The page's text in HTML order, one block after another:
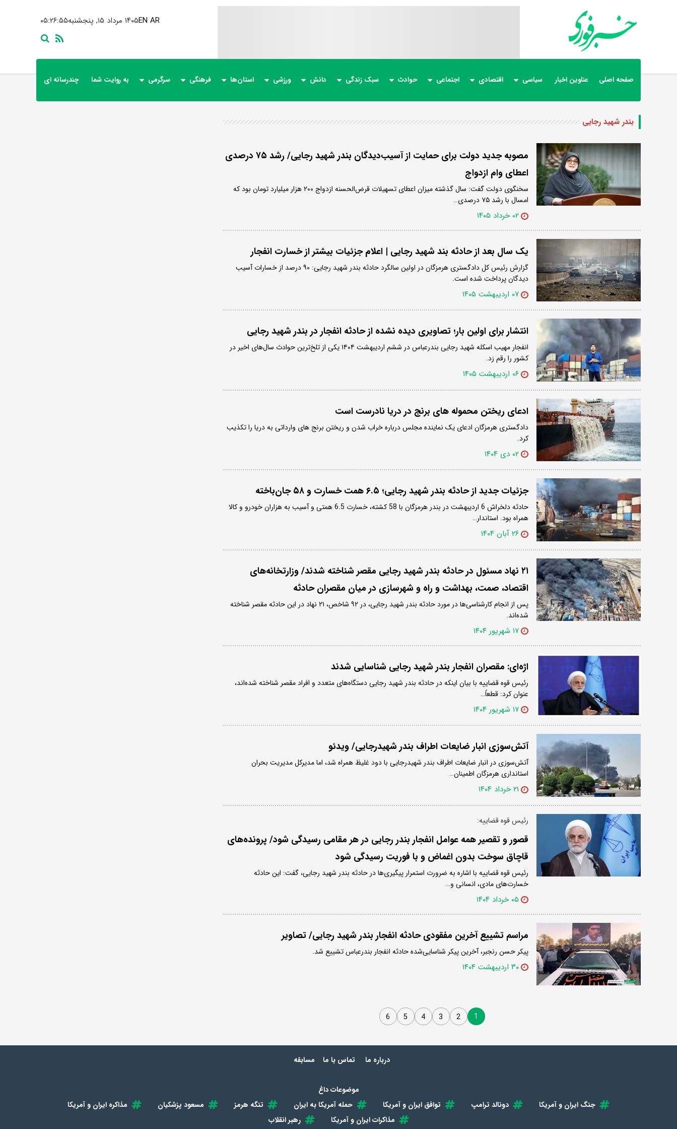
۰۵:۲۶:۵۶ ۱۴۰۵ مرداد ۱۵, پنجشنبهEN AR
صفحه اصلی عناوین اخبار سیاسی اقتصادی اجتماعی حوادث سبک زندگی دانش ورزشی استان‌ها فرهنگی سرگرمی به روایت شما چندرسانه ای
بندر شهید رجایی
مصوبه جدید دولت برای حمایت از آسیب‌دیدگان بندر شهید رجایی/ رشد ۷۵ درصدی
اعطای وام ازدواج
سخنگوی دولت گفت: سال گذشته میزان اعطای تسهیلات قرض‌الحسنه ازدواج ۲۰۰ هزار میلیارد تومان بود که
امسال با رشد ۷۵ درصدی…
۰۲ خرداد ۱۴۰۵
یک سال بعد از حادثه بند شهید رجایی | اعلام جزئیات بیشتر از خسارت انفجار
گزارش رئیس کل دادگستری هرمزگان در اولین سالگرد حادثه بندر شهید رجایی: ۹۰ درصد از خسارات آسیب
دیدگان پرداخت شده است.
۰۷ اردیبهشت ۱۴۰۵
انتشار برای اولین بار؛ تصاویری دیده نشده از حادثه انفجار در بندر شهید رجایی
انفجار مهیب اسکله شهید رجایی بندرعباس در ششم اردیبهشت ۱۴۰۴ یکی از تلخ‌ترین حوادث سال‌های اخیر در
کشور را رقم زد.
۰۶ اردیبهشت ۱۴۰۵
ادعای ریختن محموله های برنج در دریا نادرست است
دادگستری هرمزگان ادعای یک نماینده مجلس درباره خراب شدن و ریختن برنج های وارداتی به دریا را تکذیب
کرد.
۰۲ دی ۱۴۰۴
جزئیات جدید از حادثه بندر شهید رجایی؛ ۶.۵ همت خسارت و ۵۸ جان‌باخته
حادثه دلخراش 6 اردیبهشت در بندر هرمزگان با 58 کشته، خسارت 6.5 همتی و آسیب به هزاران خودرو و کالا
همراه بود. استاندار…
۲۶ آبان ۱۴۰۴
۲۱ نهاد مسئول در حادثه بندر شهید رجایی مقصر شناخته شدند/ وزارتخانه‌های
اقتصاد، صمت، بهداشت و راه و شهرسازی در میان مقصران حادثه
پس از انجام کارشناسی‌ها در مورد حادثه بندر شهید رجایی، در ۹۲ شاخص، ۲۱ نهاد در این حادثه مقصر شناخته
شده‌اند.
۱۷ شهریور ۱۴۰۴
اژه‌ای: مقصران انفجار بندر شهید رجایی شناسایی شدند
رئیس قوه قضاییه با بیان اینکه در حادثه بندر شهید رجایی دستگاه‌های متعدد و افراد مقصر شناخته شده‌اند،
عنوان کرد: قطعاً…
۱۷ شهریور ۱۴۰۴
آتش‌سوزی انبار ضایعات اطراف بندر شهیدرجایی/ ویدئو
آتش‌سوزی در انبار ضایعات اطراف بندر شهیدرجایی با دود غلیظ همراه شد، اما مدیرکل مدیریت بحران
استانداری هرمزگان اطمینان…
۲۱ خرداد ۱۴۰۴
رئیس قوه قضاییه:
قصور و تقصیر همه عوامل انفجار بندر رجایی در هر مقامی رسیدگی شود/ ​پرونده‌های
قاچاق سوخت بدون اغماض و با فوریت رسیدگی شود
رئیس قوه قضاییه با اشاره به ضرورت استمرار پیگیری‌ها در حادثه بندر شهید رجایی، گفت: این حادثه
خسارت‌های مادی، انسانی و…
۰۵ خرداد ۱۴۰۴
مراسم تشییع آخرین مفقودی حادثه انفجار بندر شهید رجایی/ تصاویر
پیکر حسن رنجبر، آخرین پیکر شناسایی‌شده حادثه انفجار بندرعباس تشییع شد.
۳۰ اردیبهشت ۱۴۰۴
1
2
3
4
5
6
درباره ما تماس با ما مسابقه
موضوعات داغ
جنگ ایران و آمریکا
دونالد ترامپ توافق ایران و آمریکا حمله آمریکا به ایران تنگه هرمز مسعود پزشکیان
مذاکره ایران و آمریکا
مذاکرات ایران و آمریکا
رهبر انقلاب